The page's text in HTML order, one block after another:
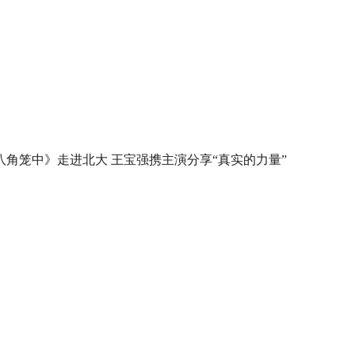
角笼中》走进北大 王宝强携主演分享“真实的力量”